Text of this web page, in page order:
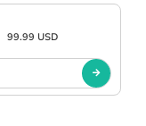
99.99 USD